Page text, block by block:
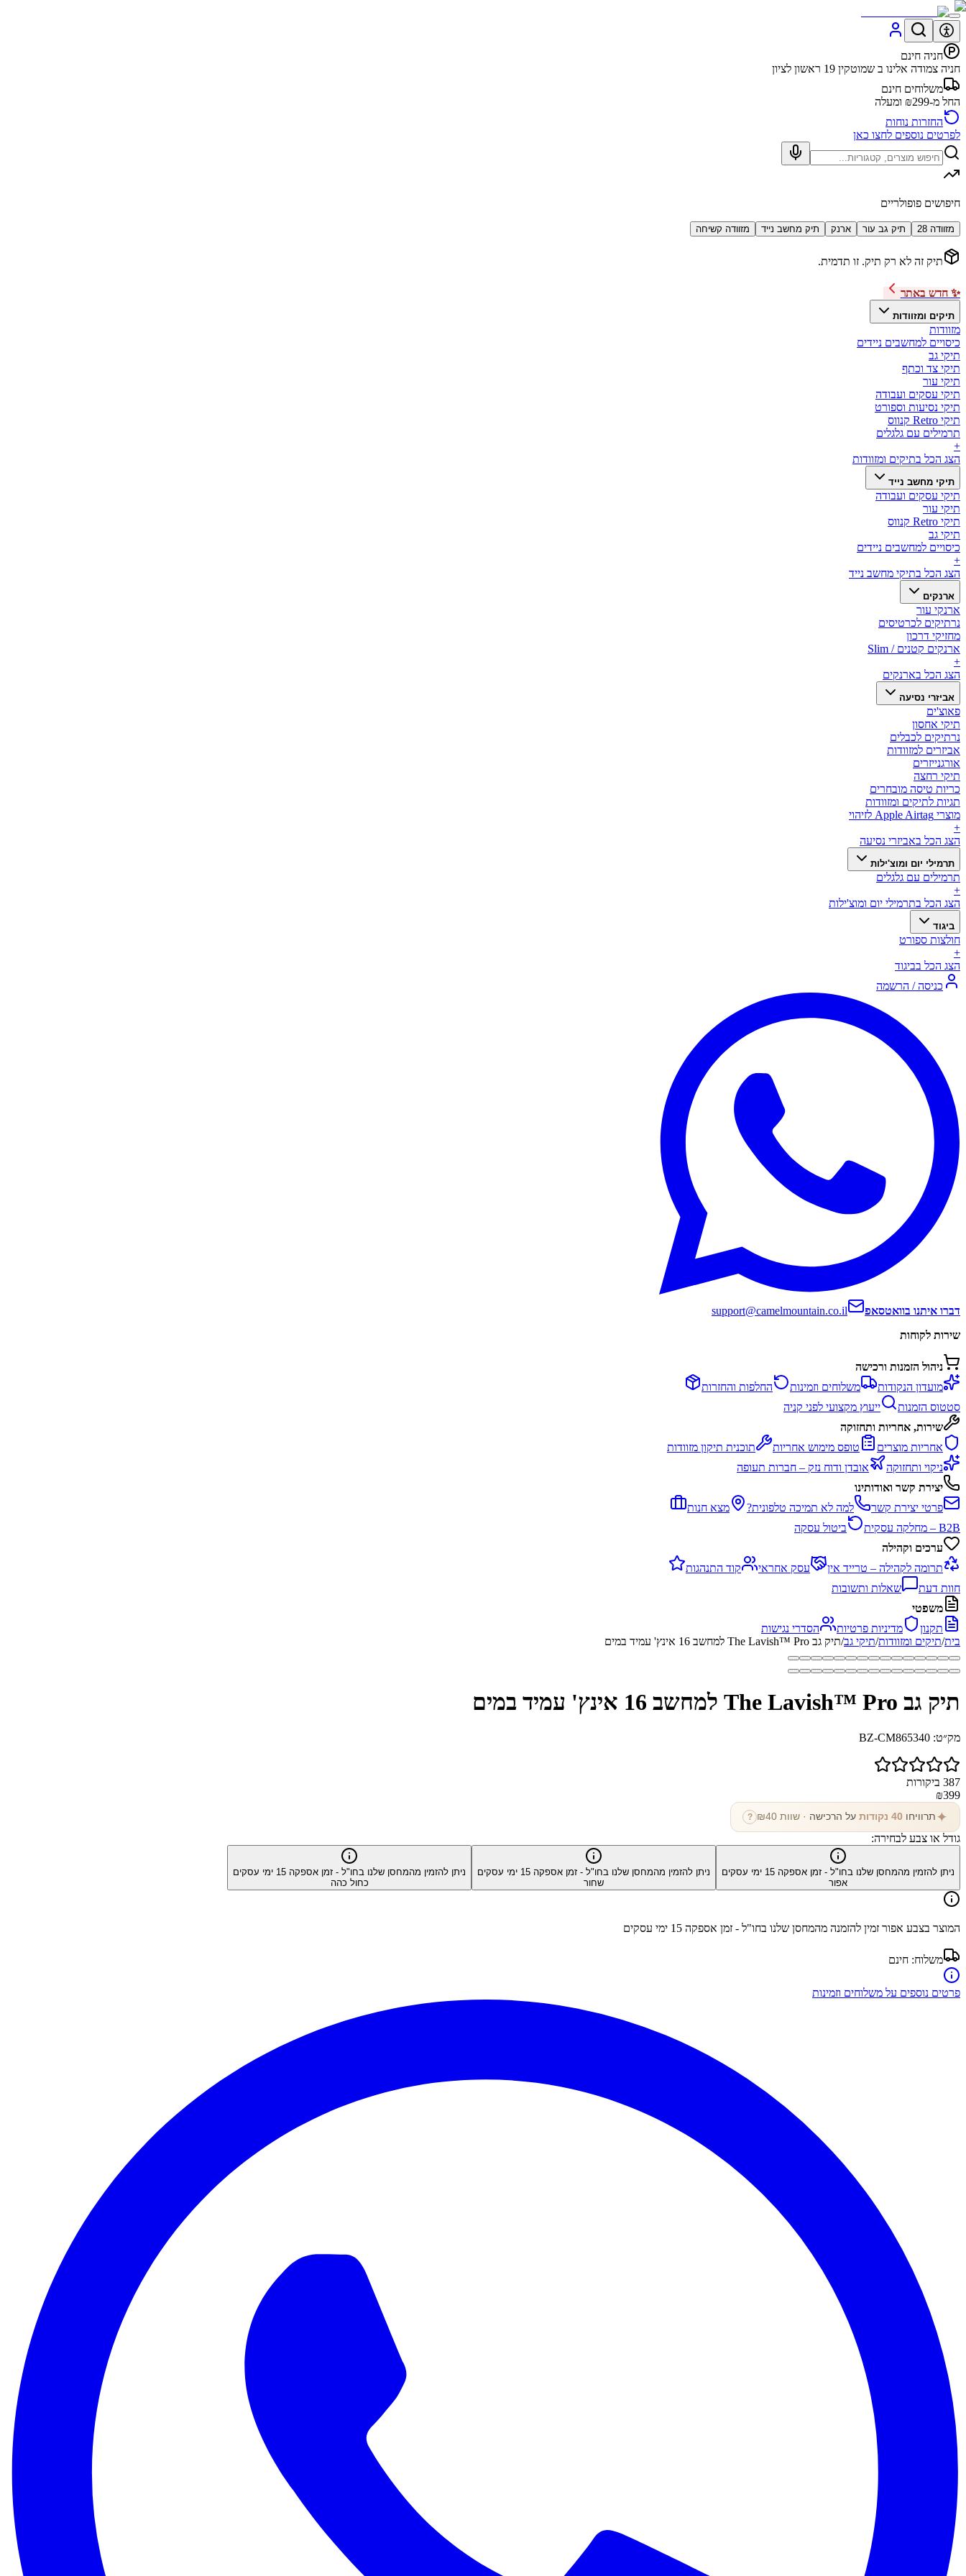
חניה חינם
חניה צמודה אלינו ב שמוטקין 19 ראשון לציון
משלוחים חינם
החל מ-₪299 ומעלה
החזרות נוחות
לפרטים נוספים לחצו כאן
חיפושים פופולריים
מזוודה 28 תיק גב עור ארנק תיק מחשב נייד מזוודה קשיחה
תיק זה לא רק תיק. זו תדמית.
✨ חדש באתר
תיקים ומזוודות
מזוודות
כיסויים למחשבים ניידים
תיקי גב
תיקי צד וכתף
תיקי עור
תיקי עסקים ועבודה
תיקי נסיעות וספורט
תיקי Retro קנווס
תרמילים עם גלגלים
+
הצג הכל בתיקים ומזוודות
תיקי מחשב נייד
תיקי עסקים ועבודה
תיקי עור
תיקי Retro קנווס
תיקי גב
כיסויים למחשבים ניידים
+
הצג הכל בתיקי מחשב נייד
ארנקים
ארנקי עור
נרתיקים לכרטיסים
מחזיקי דרכון
ארנקים קטנים / Slim
+
הצג הכל בארנקים
אביזרי נסיעה
פאוצ'ים
תיקי אחסון
נרתיקים לכבלים
אביזרים למזוודות
אורגנייזרים
תיקי רחצה
כריות טיסה מובחרים
תגיות לתיקים ומזוודות
מוצרי Apple Airtag לזיהוי
+
הצג הכל באביזרי נסיעה
תרמילי יום ומוצ'ילות
תרמילים עם גלגלים
+
הצג הכל בתרמילי יום ומוצ'ילות
ביגוד
חולצות ספורט
+
הצג הכל בביגוד
כניסה / הרשמה
דברו איתנו בוואטסאפ
support@camelmountain.co.il
שירות לקוחות
ניהול הזמנות ורכישה
מועדון הנקודות
משלוחים וזמינות
החלפות והחזרות
סטטוס הזמנות
ייעוץ מקצועי לפני קניה
שירות, אחריות ותחזוקה
אחריות מוצרים
טופס מימוש אחריות
תוכנית תיקון מזוודות
ניקוי ותחזוקה
אובדן ודוח נזק – חברות תעופה
יצירת קשר ואודותינו
פרטי יצירת קשר
למה לא תמיכה טלפונית?
מצא חנות
B2B – מחלקה עסקית
ביטול עסקה
ערכים וקהילה
תרומה לקהילה – טרייד אין
עסק אחראי
קוד התנהגות
חוות דעת
שאלות ותשובות
משפטי
תקנון
מדיניות פרטיות
הסדרי נגישות
בית/תיקים ומזוודות/תיקי גב/תיק גב The Lavish™ Pro למחשב 16 אינץ' עמיד במים
תיק גב The Lavish™ Pro למחשב 16 אינץ' עמיד במים
מק״ט: BZ-CM865340
387 ביקורות
₪399
✦ תרוויחו 40 נקודות על הרכישה · שוות ₪ 40
?
גודל או צבע לבחירה:
ניתן להזמין מהמחסן שלנו בחו"ל - זמן אספקה 15 ימי עסקים
אפור
ניתן להזמין מהמחסן שלנו בחו"ל - זמן אספקה 15 ימי עסקים
שחור
ניתן להזמין מהמחסן שלנו בחו"ל - זמן אספקה 15 ימי עסקים
כחול כהה
המוצר בצבע אפור זמין להזמנה מהמחסן שלנו בחו"ל - זמן אספקה 15 ימי עסקים
משלוח: חינם
פרטים נוספים על משלוחים וזמינות